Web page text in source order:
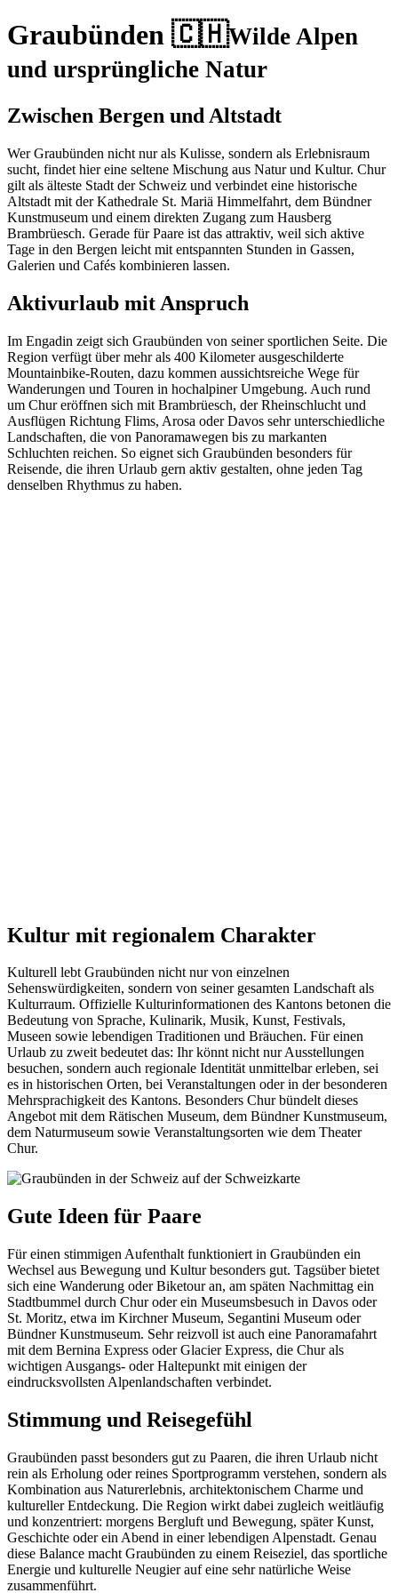
Graubünden 🇨🇭Wilde Alpen
und ursprüngliche Natur
Zwischen Bergen und Altstadt
Wer Graubünden nicht nur als Kulisse, sondern als Erlebnisraum
sucht, findet hier eine seltene Mischung aus Natur und Kultur. Chur
gilt als älteste Stadt der Schweiz und verbindet eine historische
Altstadt mit der Kathedrale St. Mariä Himmelfahrt, dem Bündner
Kunstmuseum und einem direkten Zugang zum Hausberg
Brambrüesch. Gerade für Paare ist das attraktiv, weil sich aktive
Tage in den Bergen leicht mit entspannten Stunden in Gassen,
Galerien und Cafés kombinieren lassen.
Aktivurlaub mit Anspruch
Im Engadin zeigt sich Graubünden von seiner sportlichen Seite. Die
Region verfügt über mehr als 400 Kilometer ausgeschilderte
Mountainbike-Routen, dazu kommen aussichtsreiche Wege für
Wanderungen und Touren in hochalpiner Umgebung. Auch rund
um Chur eröffnen sich mit Brambrüesch, der Rheinschlucht und
Ausflügen Richtung Flims, Arosa oder Davos sehr unterschiedliche
Landschaften, die von Panoramawegen bis zu markanten
Schluchten reichen. So eignet sich Graubünden besonders für
Reisende, die ihren Urlaub gern aktiv gestalten, ohne jeden Tag
denselben Rhythmus zu haben.
Kultur mit regionalem Charakter
Kulturell lebt Graubünden nicht nur von einzelnen
Sehenswürdigkeiten, sondern von seiner gesamten Landschaft als
Kulturraum. Offizielle Kulturinformationen des Kantons betonen die
Bedeutung von Sprache, Kulinarik, Musik, Kunst, Festivals,
Museen sowie lebendigen Traditionen und Bräuchen. Für einen
Urlaub zu zweit bedeutet das: Ihr könnt nicht nur Ausstellungen
besuchen, sondern auch regionale Identität unmittelbar erleben, sei
es in historischen Orten, bei Veranstaltungen oder in der besonderen
Mehrsprachigkeit des Kantons. Besonders Chur bündelt dieses
Angebot mit dem Rätischen Museum, dem Bündner Kunstmuseum,
dem Naturmuseum sowie Veranstaltungsorten wie dem Theater
Chur.
Gute Ideen für Paare
Für einen stimmigen Aufenthalt funktioniert in Graubünden ein
Wechsel aus Bewegung und Kultur besonders gut. Tagsüber bietet
sich eine Wanderung oder Biketour an, am späten Nachmittag ein
Stadtbummel durch Chur oder ein Museumsbesuch in Davos oder
St. Moritz, etwa im Kirchner Museum, Segantini Museum oder
Bündner Kunstmuseum. Sehr reizvoll ist auch eine Panoramafahrt
mit dem Bernina Express oder Glacier Express, die Chur als
wichtigen Ausgangs- oder Haltepunkt mit einigen der
eindrucksvollsten Alpenlandschaften verbindet.
Stimmung und Reisegefühl
Graubünden passt besonders gut zu Paaren, die ihren Urlaub nicht
rein als Erholung oder reines Sportprogramm verstehen, sondern als
Kombination aus Naturerlebnis, architektonischem Charme und
kultureller Entdeckung. Die Region wirkt dabei zugleich weitläufig
und konzentriert: morgens Bergluft und Bewegung, später Kunst,
Geschichte oder ein Abend in einer lebendigen Alpenstadt. Genau
diese Balance macht Graubünden zu einem Reiseziel, das sportliche
Energie und kulturelle Neugier auf eine sehr natürliche Weise
zusammenführt.